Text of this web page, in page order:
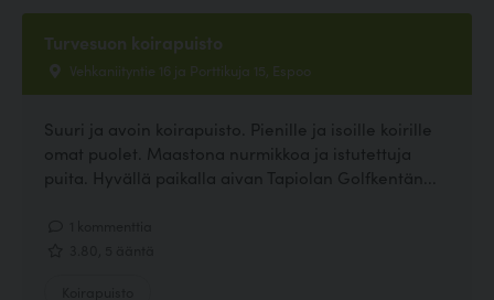
Turvesuon koirapuisto
Vehkaniityntie 16 ja Porttikuja 15, Espoo
Suuri ja avoin koirapuisto. Pienille ja isoille koirille
omat puolet. Maastona nurmikkoa ja istutettuja
puita. Hyvällä paikalla aivan Tapiolan Golfkentän...